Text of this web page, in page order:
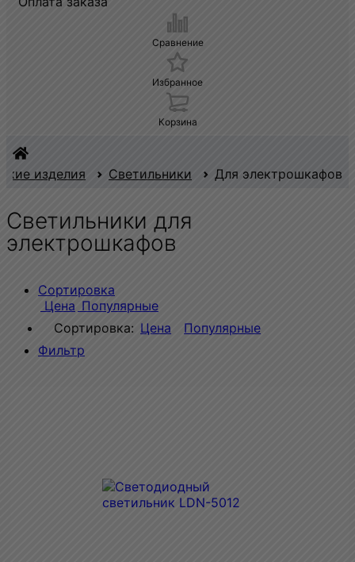
Сравнение
Избранное
Корзина
изделия Светильники Для электрошкафов
Светильники для
электрошкафов
Сортировка
Цена Популярные
Сортировка: Цена
Популярные
Фильтр